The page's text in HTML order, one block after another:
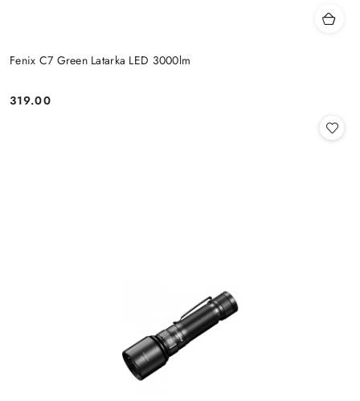
Fenix C7 Green Latarka LED 3000lm
Cena:
319.00